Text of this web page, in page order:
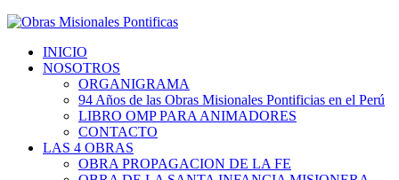
INICIO
NOSOTROS
ORGANIGRAMA
94 Años de las Obras Misionales Pontificias en el Perú
LIBRO OMP PARA ANIMADORES
CONTACTO
LAS 4 OBRAS
OBRA PROPAGACION DE LA FE